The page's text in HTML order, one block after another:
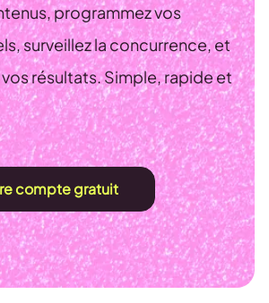
programmez vos
surveillez la concurrence, et
résultats. Simple, rapide et
compte gratuit